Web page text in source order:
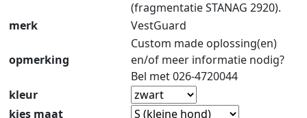
(fragmentatie STANAG 2920).
merk
VestGuard
opmerking
Custom made oplossing(en)
en/of meer informatie nodig?
Bel met 026-4720044
kleur
kies maat